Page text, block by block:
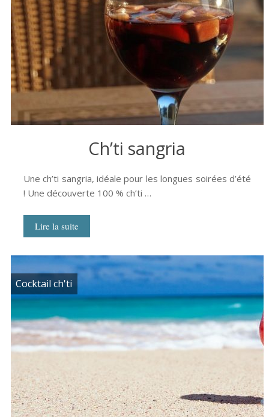
Ch’ti sangria
Une ch’ti sangria, idéale pour les longues soirées d’été
! Une découverte 100 % ch’ti …
Lire la suite
Cocktail ch'ti